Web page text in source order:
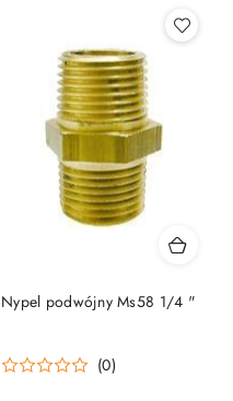
Nypel podwójny Ms58 ​​1/4 "
(0)